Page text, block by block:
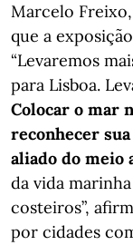
Marcelo
que a
“Levaremos
para Lisboa.
Colocar o mar
reconhecer
aliado do meio
da vida
costeiros”,
por cidades